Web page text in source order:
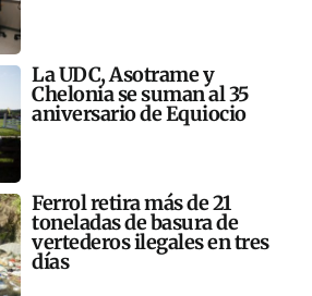
La UDC, Asotrame y
Chelonia se suman al 35
aniversario de Equiocio
Ferrol retira más de 21
toneladas de basura de
vertederos ilegales en tres
días